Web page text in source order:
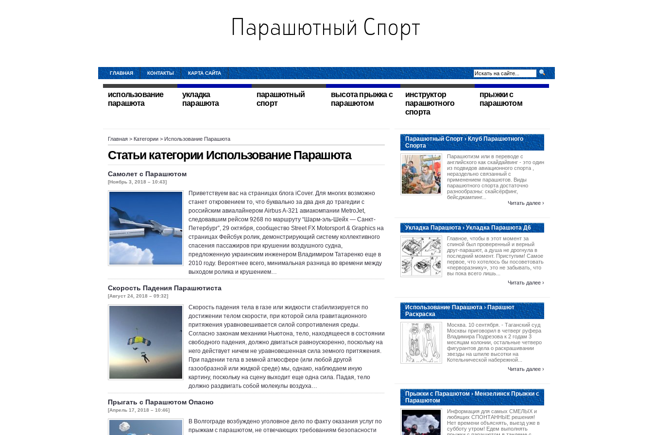
ГЛАВНАЯ КОНТАКТЫ КАРТА САЙТА
использование
парашюта
укладка
парашюта
парашютный
спорт
высота прыжка с
парашютом
инструктор
парашютного
спорта
прыжки с
парашютом
Главная > Категории > Использование Парашюта
Статьи категории Использование Парашюта
Самолет с Парашютом
[Ноябрь 3, 2018 – 10:43]
Приветствуем вас на страницах блога iCover. Для многих возможно
станет откровением то, что буквально за два дня до трагедии c
российским авиалайнером Airbus A-321 авиакомпании MetroJet,
следовавшим рейсом 9268 по маршруту “Шарм-эль-Шейх — Санкт-
Петербург”, 29 октября, сообщество Street FX Motorsport & Graphics на
страницах Фейсбук ролик, демонстрирующий систему коллективного
спасения пассажиров при крушении воздушного судна,
предложенную украинским инженером Владимиром Татаренко еще в
2010 году. Вероятнее всего, минимальная разница во времени между
выходом ролика и крушением…
Скорость Падения Парашютиста
[Август 24, 2018 – 09:32]
Скорость падения тела в газе или жидкости стабилизируется по
достижении телом скорости, при которой сила гравитационного
притяжения уравновешивается силой сопротивления среды.
Согласно законам механики Ньютона, тело, находящееся в состоянии
свободного падения, должно двигаться равноускоренно, поскольку на
него действует ничем не уравновешенная сила земного притяжения.
При падении тела в земной атмосфере (или любой другой
газообразной или жидкой среде) мы, однако, наблюдаем иную
картину, поскольку на сцену выходит еще одна сила. Падая, тело
должно раздвигать собой молекулы воздуха…
Прыгать с Парашютом Опасно
[Апрель 17, 2018 – 10:46]
В Волгограде возбуждено уголовное дело по факту оказания услуг по
прыжкам с парашютом, не отвечающих требованиям безопасности
Парашютный Спорт › Клуб Парашютного
Спорта
Парашютизм или в переводе с
английского как скайдайвинг - это один
из подвидов авиационного спорта ,
нераздельно связанный с
применением парашютов. Виды
парашютного спорта достаточно
разнообразны: скайсёрфинг,
бейсджампинг...
Читать далее ›
Укладка Парашюта › Укладка Парашюта Д6
Главное, чтобы в этот момент за
спиной был проверенный и верный
друг-парашют, а душа не дрогнула в
последний момент. Приступим! Самое
первое, что хотелось бы посоветовать
«перворазнику», это не забывать, что
вы пока всего лишь...
Читать далее ›
Использование Парашюта › Парашют
Раскраска
Москва. 10 сентября. - Таганский суд
Москвы приговорил в четверг руфера
Владимира Подрезова к 2 годам 3
месяцам колонии, остальные четверо
фигурантов дела о раскрашивании
звезды на шпиле высотки на
Котельнической набережной...
Читать далее ›
Прыжки с Парашютом › Мензелинск Прыжки с
Парашютом
Информация для самых СМЕЛЫХ и
любящих СПОНТАННЫЕ решения!
Нет времени объяснять, выезд уже в
субботу утром! Едем выполнять